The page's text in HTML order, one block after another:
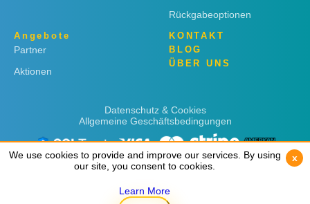
Rückgabeoptionen
Angebote
Partner
Aktionen
KONTAKT
BLOG
ÜBER UNS
Datenschutz & Cookies
Allgemeine Geschäftsbedingungen
We use cookies to provide and improve our services. By using
our site, you consent to cookies.
Learn More
x
We use cookies to provide and improve our services. By using
our site, you consent to cookies.
Learn More
x